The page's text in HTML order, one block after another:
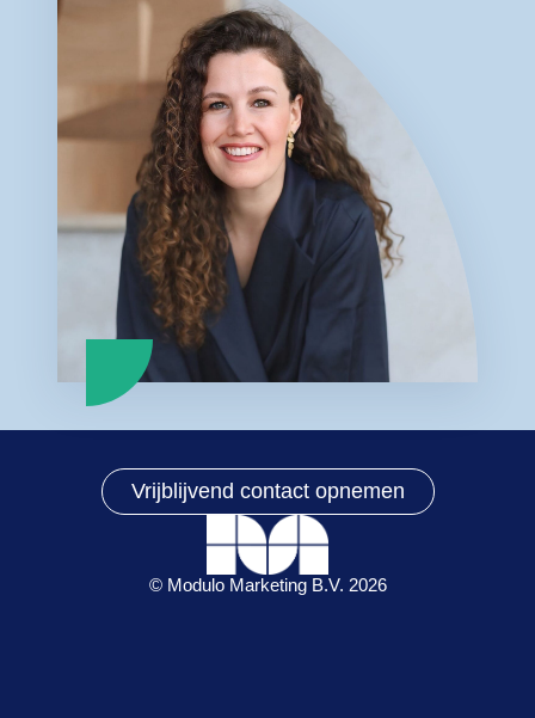
Vrijblijvend contact opnemen
© Modulo Marketing B.V. 2026